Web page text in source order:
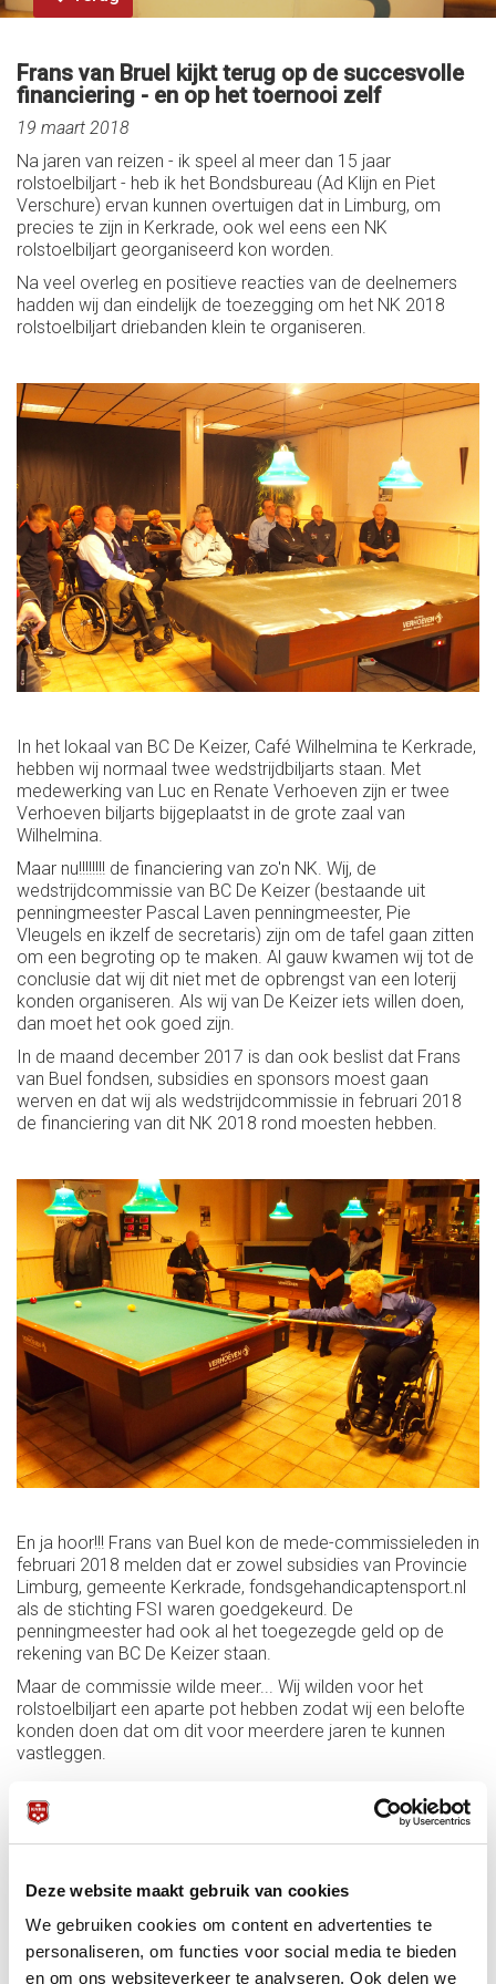
Deze website maakt gebruik van cookies
We gebruiken cookies om content en advertenties te
personaliseren, om functies voor social media te bieden
en om ons websiteverkeer te analyseren. Ook delen we
Frans van Bruel kijkt terug op de succesvolle
financiering - en op het toernooi zelf
19 maart 2018
Na jaren van reizen - ik speel al meer dan 15 jaar
rolstoelbiljart - heb ik het Bondsbureau (Ad Klijn en Piet
Verschure) ervan kunnen overtuigen dat in Limburg, om
precies te zijn in Kerkrade, ook wel eens een NK
rolstoelbiljart georganiseerd kon worden.
Na veel overleg en positieve reacties van de deelnemers
hadden wij dan eindelijk de toezegging om het NK 2018
rolstoelbiljart driebanden klein te organiseren.
In het lokaal van BC De Keizer, Café Wilhelmina te Kerkrade,
hebben wij normaal twee wedstrijdbiljarts staan. Met
medewerking van Luc en Renate Verhoeven zijn er twee
Verhoeven biljarts bijgeplaatst in de grote zaal van
Wilhelmina.
Maar nu!!!!!!!! de financiering van zo'n NK. Wij, de
wedstrijdcommissie van BC De Keizer (bestaande uit
penningmeester Pascal Laven penningmeester, Pie
Vleugels en ikzelf de secretaris) zijn om de tafel gaan zitten
om een begroting op te maken. Al gauw kwamen wij tot de
conclusie dat wij dit niet met de opbrengst van een loterij
konden organiseren. Als wij van De Keizer iets willen doen,
dan moet het ook goed zijn.
In de maand december 2017 is dan ook beslist dat Frans
van Buel fondsen, subsidies en sponsors moest gaan
werven en dat wij als wedstrijdcommissie in februari 2018
de financiering van dit NK 2018 rond moesten hebben.
En ja hoor!!! Frans van Buel kon de mede-commissieleden in
februari 2018 melden dat er zowel subsidies van Provincie
Limburg, gemeente Kerkrade, fondsgehandicaptensport.nl
als de stichting FSI waren goedgekeurd. De
penningmeester had ook al het toegezegde geld op de
rekening van BC De Keizer staan.
Maar de commissie wilde meer... Wij wilden voor het
rolstoelbiljart een aparte pot hebben zodat wij een belofte
konden doen dat om dit voor meerdere jaren te kunnen
vastleggen.